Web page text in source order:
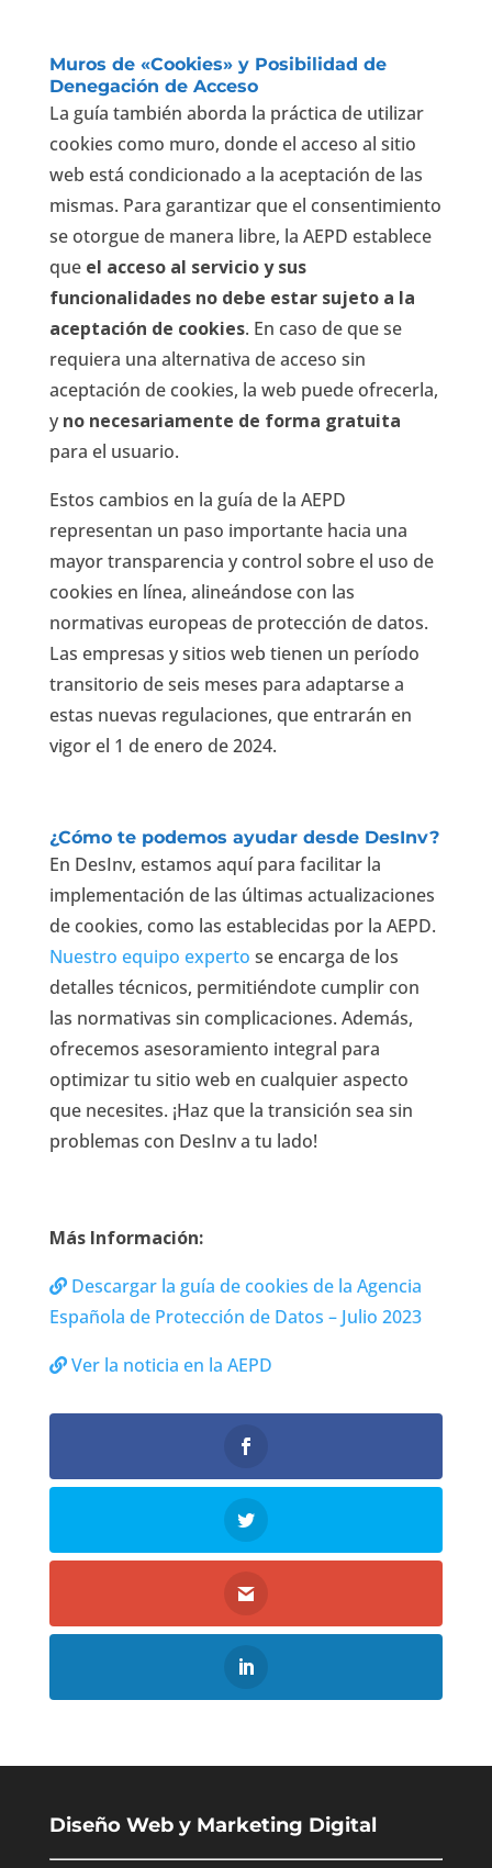
Muros de «Cookies» y Posibilidad de
Denegación de Acceso
La guía también aborda la práctica de utilizar
cookies como muro, donde el acceso al sitio
web está condicionado a la aceptación de las
mismas. Para garantizar que el consentimiento
se otorgue de manera libre, la AEPD establece
que el acceso al servicio y sus
funcionalidades no debe estar sujeto a la
aceptación de cookies. En caso de que se
requiera una alternativa de acceso sin
aceptación de cookies, la web puede ofrecerla,
yno necesariamente de forma gratuita
para el usuario.
Estos cambios en la guía de la AEPD
representan un paso importante hacia una
mayor transparencia y control sobre el uso de
cookies en línea, alineándose con las
normativas europeas de protección de datos.
Las empresas y sitios web tienen un período
transitorio de seis meses para adaptarse a
estas nuevas regulaciones, que entrarán en
vigor el 1 de enero de 2024.
¿Cómo te podemos ayudar desde DesInv?
En DesInv, estamos aquí para facilitar la
implementación de las últimas actualizaciones
de cookies, como las establecidas por la AEPD.
Nuestro equipo experto se encarga de los
detalles técnicos, permitiéndote cumplir con
las normativas sin complicaciones. Además,
ofrecemos asesoramiento integral para
optimizar tu sitio web en cualquier aspecto
que necesites. ¡Haz que la transición sea sin
problemas con DesInv a tu lado!
Más Información:
Descargar la guía de cookies de la Agencia
Española de Protección de Datos – Julio 2023
Ver la noticia en la AEPD
Diseño Web y Marketing Digital